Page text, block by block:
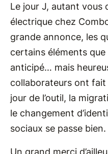
Le jour J, autant vous
électrique chez
grande annonce, les
certains éléments que
anticipé… mais
collaborateurs ont fait
jour de l’outil, la
le changement
sociaux se passe bien.
Un grand merci